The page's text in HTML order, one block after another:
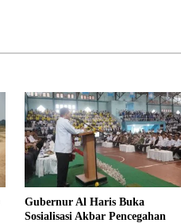
Gubernur Al Haris Buka
Sosialisasi Akbar Pencegahan